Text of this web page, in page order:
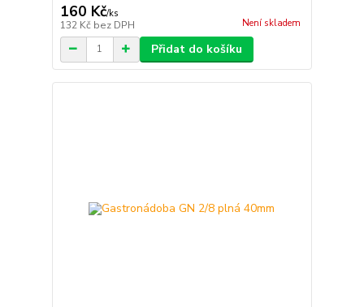
160 Kč/ks
132 Kč bez DPH Není skladem
Přidat do košíku